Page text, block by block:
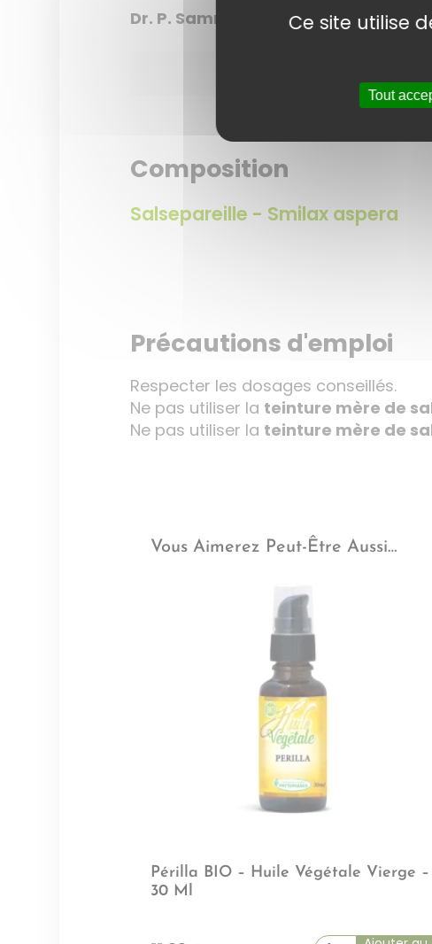
Dr. P. Sammut
Composition
Salsepareille - Smilax aspera
Précautions d'emploi
Respecter les dosages conseillés.
Ne pas utiliser la teinture mère de
Ne pas utiliser la teinture mère de
Vous Aimerez Peut-Être Aussi…
Périlla BIO – Huile Végétale Vierge –
30 Ml
Ce site utilise
Tout